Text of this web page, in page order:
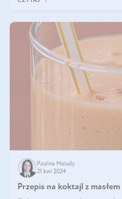
Paulina Maludy
21 kwi 2024
Przepis na koktajl z